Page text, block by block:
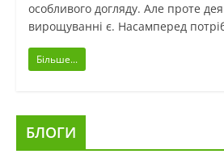
особливого догляду. Але проте
вирощуванні є. Насамперед
Більше...
БЛОГИ